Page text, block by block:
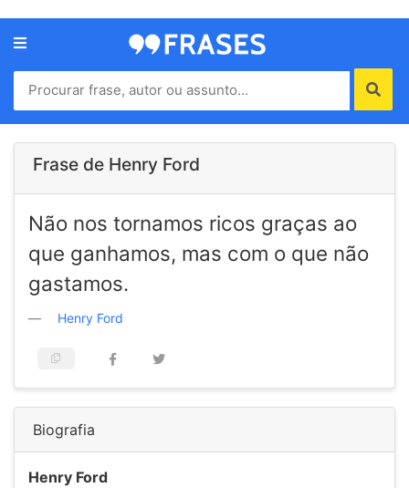
Menu
Home
Autores
de
Contato
Frase de Henry Ford
Não nos tornamos ricos graças ao
que ganhamos, mas com o que não
gastamos.
Henry Ford
Biografia
Henry Ford